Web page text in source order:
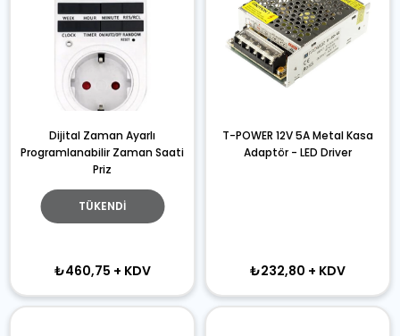
TÜKENDI
Dijital Zaman Ayarlı
Programlanabilir Zaman Saati
Priz
₺460,75 + KDV
T-POWER 12V 5A Metal Kasa
Adaptör - LED Driver
₺232,80 + KDV